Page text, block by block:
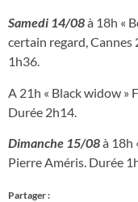
Samedi 14/08à 18h «
certain regard, Cannes
1h36.
A 21h « Black widow »
Durée 2h14.
Dimanche 15/08à 18h
Pierre Améris. Durée
Partager :